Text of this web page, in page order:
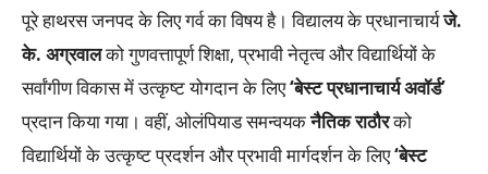
पूरे हाथरस जनपद के लिए गर्व का विषय है। विद्यालय के प्रधानाचार्यजे.
के. अग्रवालको गुणवत्तापूर्ण शिक्षा, प्रभावी नेतृत्व और विद्यार्थियों के
सर्वांगीण विकास में उत्कृष्ट योगदान के लिए‘बेस्ट प्रधानाचार्य अवॉर्ड’
प्रदान किया गया। वहीं, ओलंपियाड समन्वयकनैतिक राठौरको
विद्यार्थियों के उत्कृष्ट प्रदर्शन और प्रभावी मार्गदर्शन के लिए‘बेस्ट